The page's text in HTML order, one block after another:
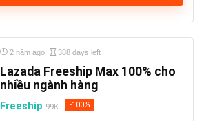
2 năm ago 388 days left
Lazada Freeship Max 100% cho
nhiều ngành hàng
Freeship 99K -100%